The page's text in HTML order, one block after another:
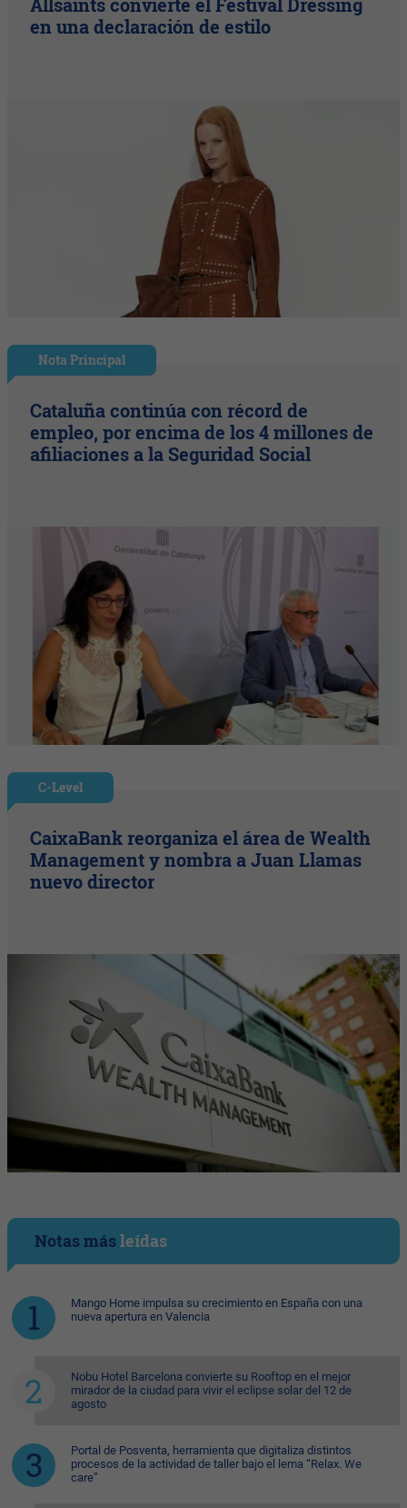
en una declaración de estilo
Nota Principal
Cataluña continúa con récord de
empleo, por encima de los 4 millones de
afiliaciones a la Seguridad Social
C-Level
CaixaBank reorganiza el área de Wealth
Management y nombra a Juan Llamas
nuevo director
Notas másleídas
Mango Home impulsa su crecimiento en España con una
nueva apertura en Valencia
Nobu Hotel Barcelona convierte su Rooftop en el mejor
mirador de la ciudad para vivir el eclipse solar del 12 de
agosto
Portal de Posventa, herramienta que digitaliza distintos
procesos de la actividad de taller bajo el lema “Relax. We
care”